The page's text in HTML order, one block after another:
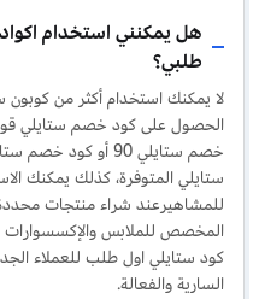
هل يمكنني استخدام
طلبي؟
لا يمكنك استخدام أكثر من
الحصول على كود خصم ستايلي
ستايلي المتوفرة، كذلك يمكنك
للمشاهيرعند شراء منتجات
المخصص للملابس والإكسسوارات
كود ستايلي اول طلب للعملاء
السارية والفعالة.